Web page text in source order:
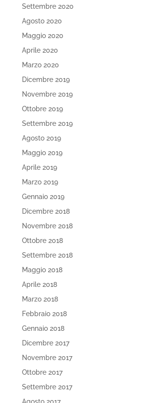
Settembre 2020
Agosto 2020
Maggio 2020
Aprile 2020
Marzo 2020
Dicembre 2019
Novembre 2019
Ottobre 2019
Settembre 2019
Agosto 2019
Maggio 2019
Aprile 2019
Marzo 2019
Gennaio 2019
Dicembre 2018
Novembre 2018
Ottobre 2018
Settembre 2018
Maggio 2018
Aprile 2018
Marzo 2018
Febbraio 2018
Gennaio 2018
Dicembre 2017
Novembre 2017
Ottobre 2017
Settembre 2017